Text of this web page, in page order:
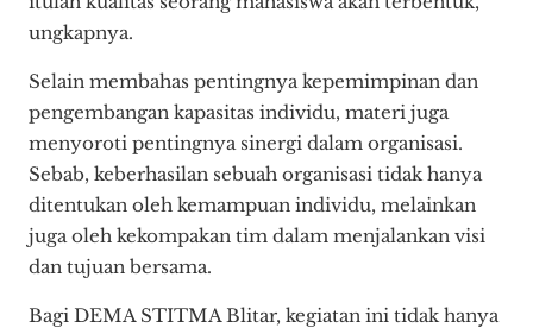
ungkapnya.
Selain membahas pentingnya kepemimpinan dan
pengembangan kapasitas individu, materi juga
menyoroti pentingnya sinergi dalam organisasi.
Sebab, keberhasilan sebuah organisasi tidak hanya
ditentukan oleh kemampuan individu, melainkan
juga oleh kekompakan tim dalam menjalankan visi
dan tujuan bersama.
Bagi DEMA STITMA Blitar, kegiatan ini tidak hanya